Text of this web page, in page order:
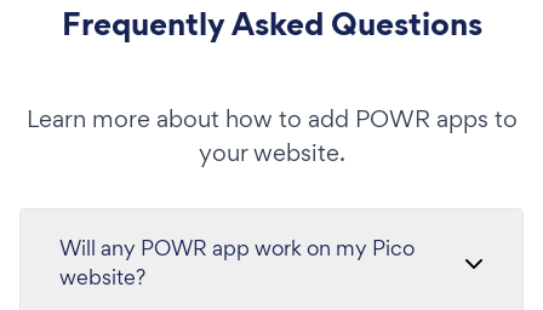
Frequently Asked Questions
Learn more about how to add POWR apps to
your website.
Will any POWR app work on my Pico
website?